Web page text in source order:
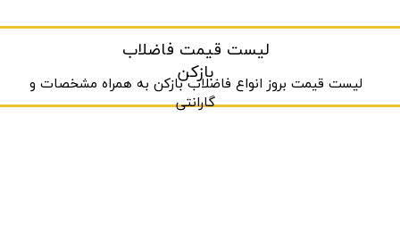
لیست قیمت فاضلاب
بازکن
لیست قیمت بروز انواع فاضلاب بازکن به ‌همراه مشخصات و
گارانتی